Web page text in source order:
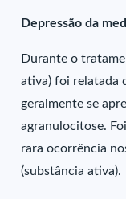
Depressão da
Durante o
ativa) foi relatada
geralmente se
agranulocitose.
rara ocorrência
(substância ativa).